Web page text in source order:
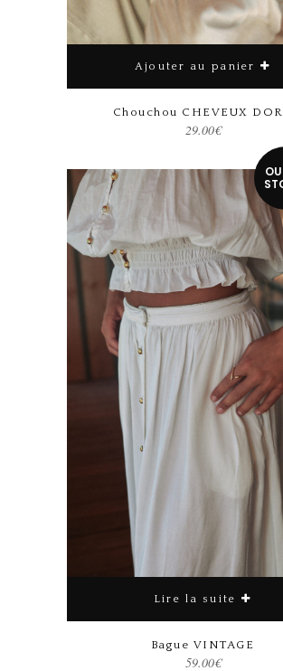
Ajouter au panier
Chouchou CHEVEUX
29.00€
Lire la suite
Bague VINTAGE
59.00€